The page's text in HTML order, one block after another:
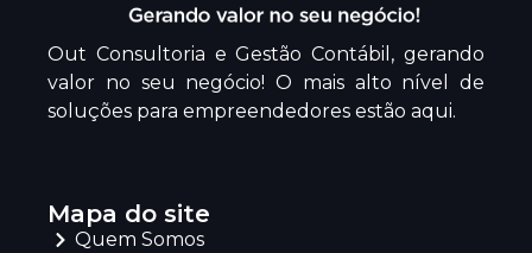
Out Consultoria e Gestão Contábil, gerando
valor no seu negócio! O mais alto nível de
soluções para empreendedores estão aqui.
Mapa do site
Quem Somos